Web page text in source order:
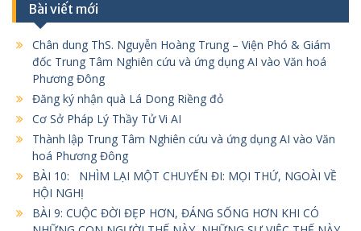
Bài viết mới
Chân dung ThS. Nguyễn Hoàng Trung – Viện Phó & Giám
đốc Trung Tâm Nghiên cứu và ứng dụng AI vào Văn hoá
Phương Đông
Đăng ký nhận quà Lá Dong Riềng đỏ
Cơ Sở Pháp Lý Thầy Tử Vi AI
Thành lập Trung Tâm Nghiên cứu và ứng dụng AI vào Văn
hoá Phương Đông
BÀI 10: NHÌM LẠI MỘT CHUYẾN ĐI: MỌI THỨ, NGOÀI VỀ
HỘI NGHỊ
BÀI 9: CUỘC ĐỜI ĐẸP HƠN, ĐÁNG SỐNG HƠN KHI CÓ